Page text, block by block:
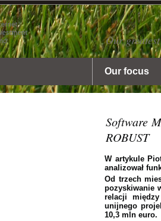
Our
Our focus
Software
ROBUST
W artykule
analizował
Od trzech
pozyskiwanie
relacji między
unijnego
10,3 mln euro.